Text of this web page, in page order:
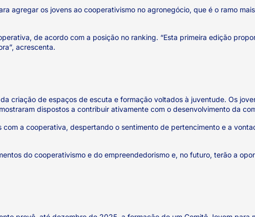
agregar os jovens ao cooperativismo no agronegócio, que é o ramo
de acordo com a posição no ranking. “Esta primeira edição
acrescenta.
criação de espaços de escuta e formação voltados à juventude. Os
dispostos a contribuir ativamente com o desenvolvimento da
a cooperativa, despertando o sentimento de pertencimento e a
do cooperativismo e do empreendedorismo e, no futuro, terão a